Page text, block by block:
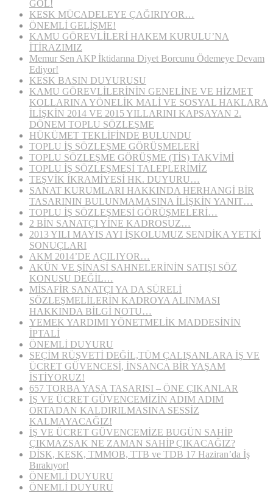
GOL!
KESK MÜCADELEYE ÇAĞIRIYOR…
ÖNEMLİ GELİŞME!
KAMU GÖREVLİLERİ HAKEM KURULU’NA
İTİRAZIMIZ
Memur Sen AKP İktidarına Diyet Borcunu Ödemeye Devam
Ediyor!
KESK BASIN DUYURUSU
KAMU GÖREVLİLERİNİN GENELİNE VE HİZMET
KOLLARINA YÖNELİK MALİ VE SOSYAL HAKLARA
İLİŞKİN 2014 VE 2015 YILLARINI KAPSAYAN 2.
DÖNEM TOPLU SÖZLEŞME
HÜKÜMET TEKLİFİNDE BULUNDU
TOPLU İŞ SÖZLEŞME GÖRÜŞMELERİ
TOPLU SÖZLEŞME GÖRÜŞME (TİS) TAKVİMİ
TOPLU İŞ SÖZLEŞMESİ TALEPLERİMİZ
TEŞVİK İKRAMİYESİ HK. DUYURU…
SANAT KURUMLARI HAKKINDA HERHANGİ BİR
TASARININ BULUNMAMASINA İLİŞKİN YANIT…
TOPLU İŞ SÖZLEŞMESİ GÖRÜŞMELERİ…
2 BİN SANATÇI YİNE KADROSUZ…
2013 YILI MAYIS AYI İŞKOLUMUZ SENDİKA YETKİ
SONUÇLARI
AKM 2014’DE AÇILIYOR…
AKÜN VE ŞİNASİ SAHNELERİNİN SATIŞI SÖZ
KONUSU DEĞİL…
MİSAFİR SANATÇI YA DA SÜRELİ
SÖZLEŞMELİLERİN KADROYA ALINMASI
HAKKINDA BİLGİ NOTU…
YEMEK YARDIMI YÖNETMELİK MADDESİNİN
İPTALİ
ÖNEMLİ DUYURU
SEÇİM RÜŞVETİ DEĞİL,TÜM ÇALIŞANLARA İŞ VE
ÜCRET GÜVENCESİ, İNSANCA BİR YAŞAM
İSTİYORUZ!
657 TORBA YASA TASARISI – ÖNE ÇIKANLAR
İŞ VE ÜCRET GÜVENCEMİZİN ADIM ADIM
ORTADAN KALDIRILMASINA SESSİZ
KALMAYACAĞIZ!
İŞ VE ÜCRET GÜVENCEMİZE BUGÜN SAHİP
ÇIKMAZSAK NE ZAMAN SAHİP ÇIKACAĞIZ?
DİSK, KESK, TMMOB, TTB ve TDB 17 Haziran’da İş
Bırakıyor!
ÖNEMLİ DUYURU
ÖNEMLİ DUYURU